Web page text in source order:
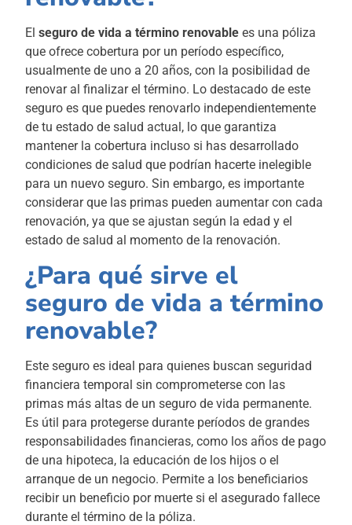
Elseguro de vida a término renovable es una póliza
que ofrece cobertura por un período específico,
usualmente de uno a 20 años, con la posibilidad de
renovar al finalizar el término. Lo destacado de este
seguro es que puedes renovarlo independientemente
de tu estado de salud actual, lo que garantiza
mantener la cobertura incluso si has desarrollado
condiciones de salud que podrían hacerte inelegible
para un nuevo seguro. Sin embargo, es importante
considerar que las primas pueden aumentar con cada
renovación, ya que se ajustan según la edad y el
estado de salud al momento de la renovación.
¿Para qué sirve el
seguro de vida a término
renovable?
Este seguro es ideal para quienes buscan seguridad
financiera temporal sin comprometerse con las
primas más altas de un seguro de vida permanente.
Es útil para protegerse durante períodos de grandes
responsabilidades financieras, como los años de pago
de una hipoteca, la educación de los hijos o el
arranque de un negocio. Permite a los beneficiarios
recibir un beneficio por muerte si el asegurado fallece
durante el término de la póliza.